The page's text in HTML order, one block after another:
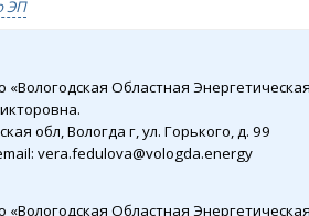
ЭП
Областная
обл, Вологда г, ул. Горького, д. 99
vera.fedulova@vologda.energy
«Вологодская Областная